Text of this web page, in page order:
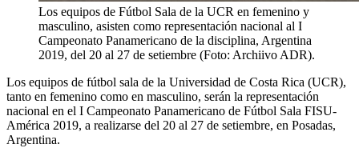
Los equipos de Fútbol Sala de la UCR en femenino y
masculino, asisten como representación nacional al I
Campeonato Panamericano de la disciplina, Argentina
2019, del 20 al 27 de setiembre (Foto: Archiivo ADR).
Los equipos de fútbol sala de la Universidad de Costa Rica (UCR),
tanto en femenino como en masculino, serán la representación
nacional en el I Campeonato Panamericano de Fútbol Sala FISU-
América 2019, a realizarse del 20 al 27 de setiembre, en Posadas,
Argentina.